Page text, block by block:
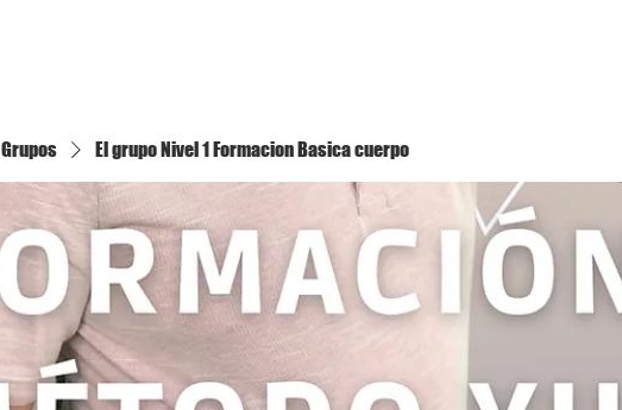
Grupos El grupo Nivel 1 Formacion Basica cuerpo